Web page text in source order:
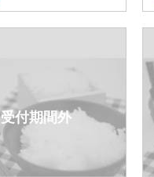
受付期間外